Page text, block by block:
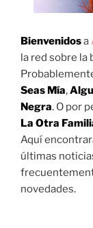
Bienvenidosa
la red sobre la
Seas Mía,
Negra. O por
La Otra
Aquí
últimas
novedades.